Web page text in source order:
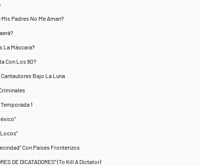
Mis Padres No Me Aman?
La Máscara?
Con Los 80?
Cantautores Bajo La Luna
Temporada 1
Con Países Fronterizos
DE DICATADORES” (To Kill A Dictator)